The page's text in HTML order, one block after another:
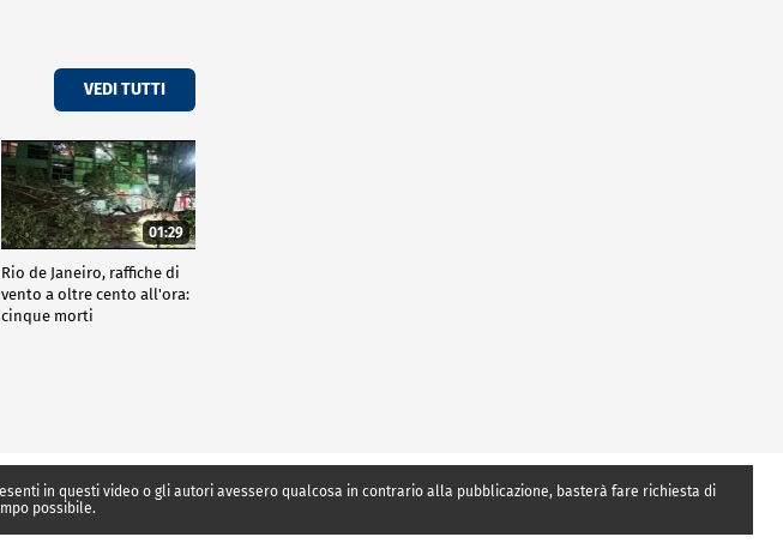
VEDI TUTTI
01:29
Rio de Janeiro, raffiche di
vento a oltre cento all'ora:
cinque morti
in questi video o gli autori avessero qualcosa in contrario alla pubblicazione, basterà fare richiesta di
possibile.